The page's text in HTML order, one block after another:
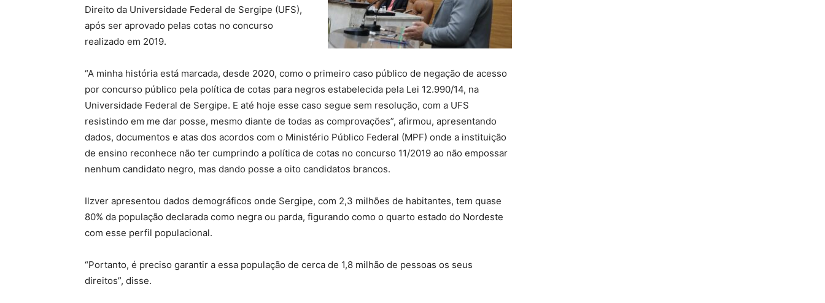
Direito da Universidade Federal de Sergipe (UFS),
após ser aprovado pelas cotas no concurso
realizado em 2019.
“A minha história está marcada, desde 2020, como o primeiro caso público de negação de acesso
por concurso público pela política de cotas para negros estabelecida pela Lei 12.990/14, na
Universidade Federal de Sergipe. E até hoje esse caso segue sem resolução, com a UFS
resistindo em me dar posse, mesmo diante de todas as comprovações”, afirmou, apresentando
dados, documentos e atas dos acordos com o Ministério Público Federal (MPF) onde a instituição
de ensino reconhece não ter cumprindo a política de cotas no concurso 11/2019 ao não empossar
nenhum candidato negro, mas dando posse a oito candidatos brancos.
Ilzver apresentou dados demográficos onde Sergipe, com 2,3 milhões de habitantes, tem quase
80% da população declarada como negra ou parda, figurando como o quarto estado do Nordeste
com esse perfil populacional.
“Portanto, é preciso garantir a essa população de cerca de 1,8 milhão de pessoas os seus
direitos”, disse.